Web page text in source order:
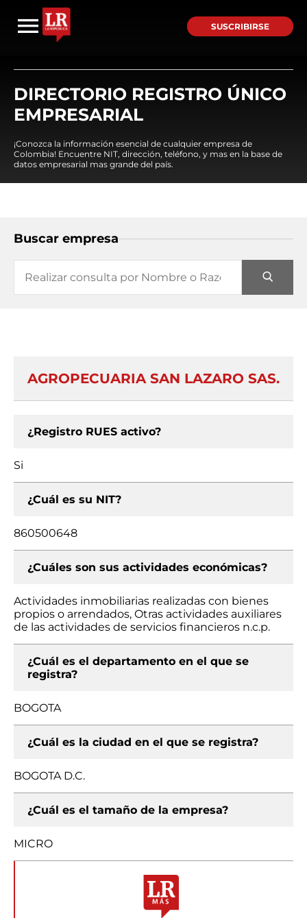
SUSCRIBIRSE
DIRECTORIO REGISTRO ÚNICO
EMPRESARIAL
¡Conozca la información esencial de cualquier empresa de
Colombia! Encuentre NIT, dirección, teléfono, y mas en la base de
datos empresarial mas grande del país.
Buscar empresa
AGROPECUARIA SAN LAZARO SAS.
¿Registro RUES activo?
Si
¿Cuál es su NIT?
860500648
¿Cuáles son sus actividades económicas?
Actividades inmobiliarias realizadas con bienes
propios o arrendados, Otras actividades auxiliares
de las actividades de servicios financieros n.c.p.
¿Cuál es el departamento en el que se
registra?
BOGOTA
¿Cuál es la ciudad en el que se registra?
BOGOTA D.C.
¿Cuál es el tamaño de la empresa?
MICRO